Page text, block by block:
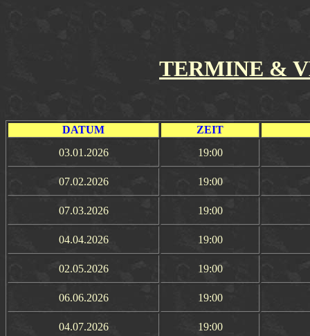
TERMINE &
DATUM
ZEIT
03.01.2026
19:00
07.02.2026 19:00
07.03.2026 19:00
04.04.2026 19:00
02.05.2026 19:00
06.06.2026 19:00
04.07.2026 19:00